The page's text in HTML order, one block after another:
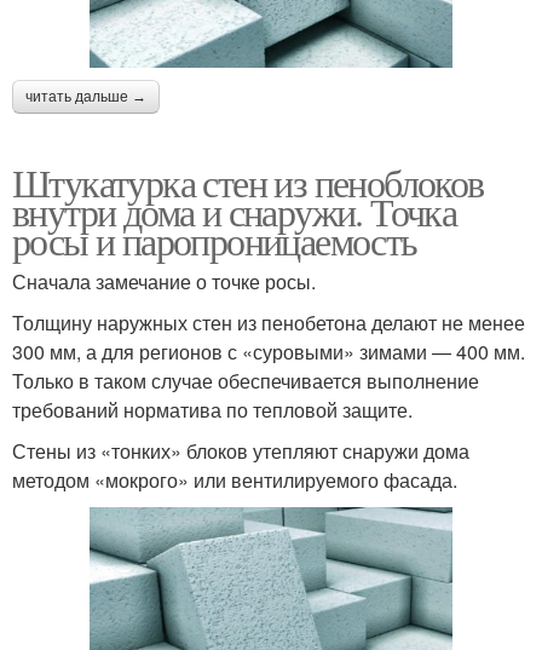
читать дальше →
Штукатурка стен из пеноблоков
внутри дома и снаружи. Точка
росы и паропроницаемость
Сначала замечание о точке росы.
Толщину наружных стен из пенобетона делают не менее
300 мм, а для регионов с «суровыми» зимами — 400 мм.
Только в таком случае обеспечивается выполнение
требований норматива по тепловой защите.
Стены из «тонких» блоков утепляют снаружи дома
методом «мокрого» или вентилируемого фасада.